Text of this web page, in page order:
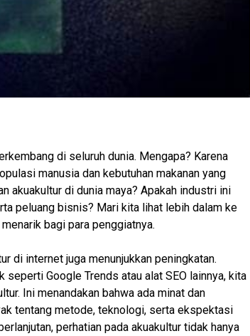
di seluruh dunia. Mengapa? Karena
manusia dan kebutuhan makanan yang
akuakultur di dunia maya? Apakah industri ini
peluang bisnis? Mari kita lihat lebih dalam ke
bagi para penggiatnya.
di internet juga menunjukkan peningkatan.
Google Trends atau alat SEO lainnya, kita
Ini menandakan bahwa ada minat dan
tentang metode, teknologi, serta ekspektasi
perhatian pada akuakultur tidak hanya